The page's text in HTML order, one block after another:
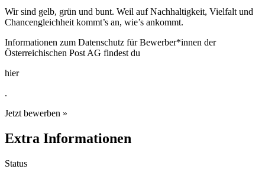
Wir sind gelb, grün und bunt. Weil auf Nachhaltigkeit, Vielfalt und
Chancengleichheit kommt’s an, wie’s ankommt.
Informationen zum Datenschutz für Bewerber*innen der
Österreichischen Post AG findest du
hier
.
Jetzt bewerben »
Extra Informationen
Status